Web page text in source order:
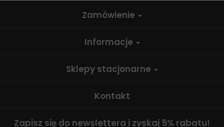
Zamówienie
Informacje
Sklepy stacjonarne
Kontakt
Zapisz się do newslettera i zyskaj 5% rabatu!